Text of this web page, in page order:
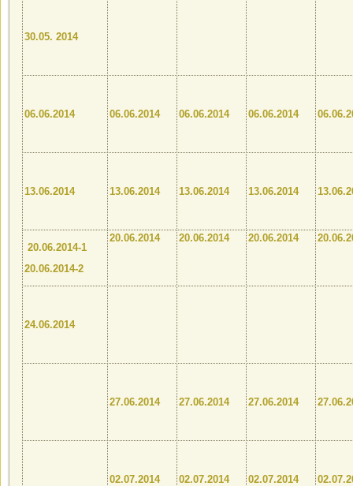
30.05. 2014
06.06.2014 06.06.2014 06.06.2014 06.06.2014
13.06.2014 13.06.2014 13.06.2014 13.06.2014
20.06.2014-1
20.06.2014-2
20.06.2014 20.06.2014 20.06.2014
24.06.2014
27.06.2014 27.06.2014 27.06.2014
02.07.2014 02.07.2014 02.07.2014